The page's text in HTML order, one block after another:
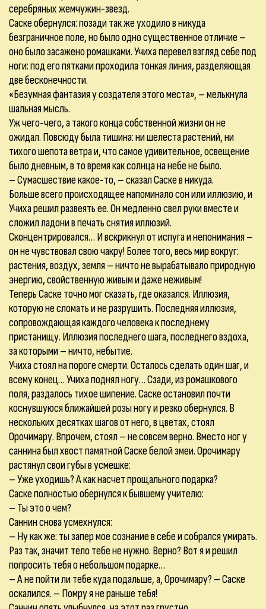
серебряных жемчужин-звезд.
Саске обернулся: позади так же уходило в никуда
безграничное поле, но было одно существенное отличие –
оно было засажено ромашками. Учиха перевел взгляд себе под
ноги: под его пятками проходила тонкая линия, разделяющая
две бесконечности.
«Безумная фантазия у создателя этого места», – мелькнула
шальная мысль.
Уж чего-чего, а такого конца собственной жизни он не
ожидал. Повсюду была тишина: ни шелеста растений, ни
тихого шепота ветра и, что самое удивительное, освещение
было дневным, в то время как солнца на небе не было.
– Сумасшествие какое-то, – сказал Саске в никуда.
Больше всего происходящее напоминало сон или иллюзию, и
Учиха решил развеять ее. Он медленно свел руки вместе и
сложил ладони в печать снятия иллюзий.
Сконцентрировался… И вскрикнул от испуга и непонимания –
он не чувствовал свою чакру! Более того, весь мир вокруг:
растения, воздух, земля – ничто не вырабатывало природную
энергию, свойственную живым и даже неживым!
Теперь Саске точно мог сказать, где оказался. Иллюзия,
которую не сломать и не разрушить. Последняя иллюзия,
сопровождающая каждого человека к последнему
пристанищу. Иллюзия последнего шага, последнего вздоха,
за которыми – ничто, небытие.
Учиха стоял на пороге смерти. Осталось сделать один шаг, и
всему конец… Учиха поднял ногу… Сзади, из ромашкового
поля, раздалось тихое шипение. Саске остановил почти
коснувшуюся ближайшей розы ногу и резко обернулся. В
нескольких десятках шагов от него, в цветах, стоял
Орочимару. Впрочем, стоял – не совсем верно. Вместо ног у
саннина был хвост памятной Саске белой змеи. Орочимару
растянул свои губы в усмешке:
– Уже уходишь? А как насчет прощального подарка?
Саске полностью обернулся к бывшему учителю:
– Ты это о чем?
Саннин снова усмехнулся:
– Ну как же: ты запер мое сознание в себе и собрался умирать.
Раз так, значит тело тебе не нужно. Верно? Вот я и решил
попросить тебя о небольшом подарке…
– А не пойти ли тебе куда подальше, а, Орочимару? – Саске
оскалился. – Помру я не раньше тебя!